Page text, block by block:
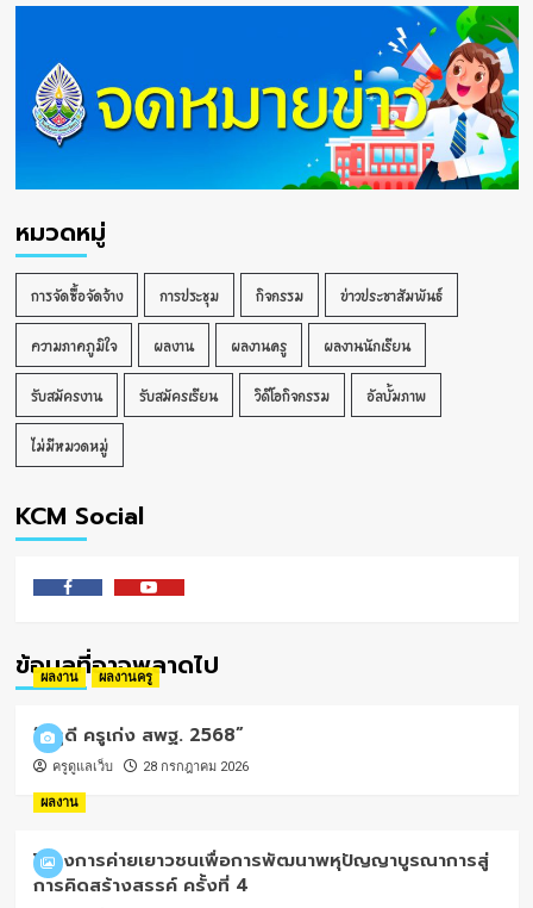
หมวดหมู่
การจัดซื้อจัดจ้าง การประชุม กิจกรรม ข่าวประชาสัมพันธ์
ความภาคภูมิใจ ผลงาน ผลงานครู ผลงานนักเรียน
รับสมัครงาน รับสมัครเรียน วิดีโอกิจกรรม อัลบั้มภาพ
ไม่มีหมวดหมู่
KCM Social
ข้อมูลที่อาจพลาดไป
ผลงาน ผลงานครู
“ครูดี ครูเก่ง สพฐ. 2568”
ครูดูแลเว็บ 28 กรกฎาคม 2026
ผลงาน
โครงการค่ายเยาวชนเพื่อการพัฒนาพหุปัญญาบูรณาการสู่
การคิดสร้างสรรค์ ครั้งที่ 4